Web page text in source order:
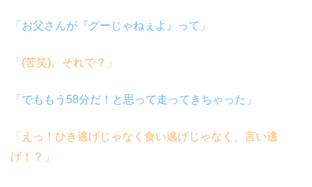
「お父さんが『グーじゃねぇよ』って」
「 (苦笑)。それで？」
「でももう 58分だ！と思って走ってきちゃった」
「えっ！ひき逃げじゃなく食い逃げじゃなく、 言い逃
げ！？ 」